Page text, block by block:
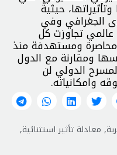
حيثيةً
الجغرافي وفي
عالمي تجاوزت كل
محاصرة ومستهدفة منذ
ومقارنة مع الدول
الدولي لن
وامكانياته.
, معادلة تأثير استثنائية,